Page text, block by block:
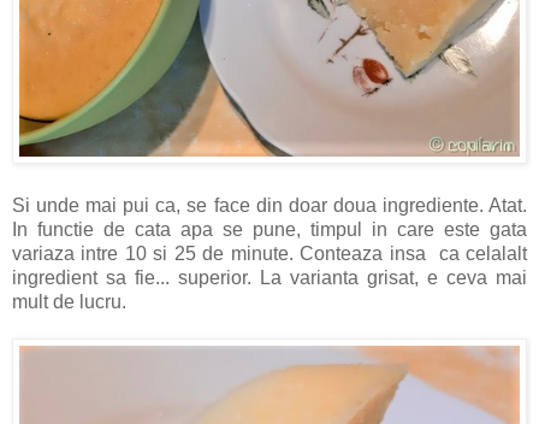
Si unde mai pui ca, se face din doar doua ingrediente. Atat.
In functie de cata apa se pune, timpul in care este gata
variaza intre 10 si 25 de minute. Conteaza insa ca celalalt
ingredient sa fie... superior. La varianta grisat, e ceva mai
mult de lucru.